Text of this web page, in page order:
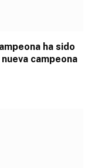
ha sido
campeona